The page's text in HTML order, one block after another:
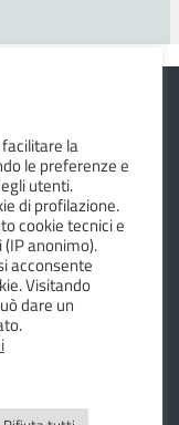
SUL
sul Crostolo
la
le preferenze e
utenti.
di profilazione.
cookie tecnici e
anonimo).
acconsente
Visitando
dare un